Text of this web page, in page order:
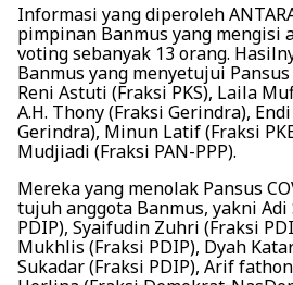
Informasi yang diperoleh
pimpinan Banmus yang mengisi
voting sebanyak 13 orang.
Banmus yang menyetujui
Reni Astuti (Fraksi PKS), Laila
A.H. Thony (Fraksi Gerindra),
Gerindra), Minun Latif (Fraksi
Mudjiadi (Fraksi PAN-PPP).
Mereka yang menolak Pansus
tujuh anggota Banmus, yakni
PDIP), Syaifudin Zuhri (Fraksi
Mukhlis (Fraksi PDIP), Dyah
Sukadar (Fraksi PDIP), Arif